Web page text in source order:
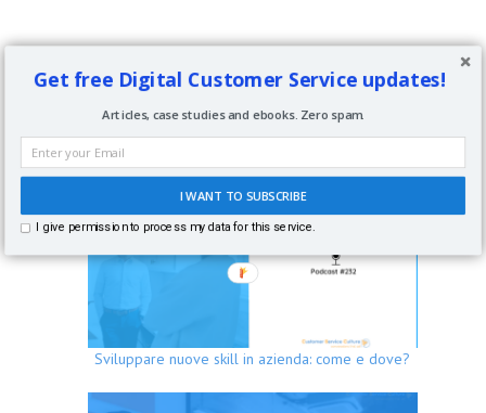
Related Posts
Sviluppare nuove skill in azienda: come e dove?
Get free Digital Customer Service updates!
I WANT TO SUBSCRIBE
I give permission to process my data for this service.
Articles, case studies and ebooks. Zero spam.